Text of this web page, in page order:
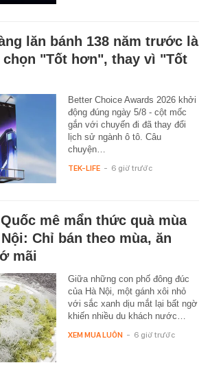
lăn bánh 138 năm trước là
chọn "Tốt hơn", thay vì "Tốt
Better Choice Awards 2026 khởi
động đúng ngày 5/8 - cột mốc
gắn với chuyến đi đã thay đổi
lịch sử ngành ô tô. Câu
chuyện…
TEK-LIFE - 6 giờ trước
mê mẩn thức quà mùa
Chỉ bán theo mùa, ăn
mãi
Giữa những con phố đông đúc
của Hà Nội, một gánh xôi nhỏ
với sắc xanh dịu mắt lại bất ngờ
khiến nhiều du khách nước…
XEM MUA LUÔN - 6 giờ trước